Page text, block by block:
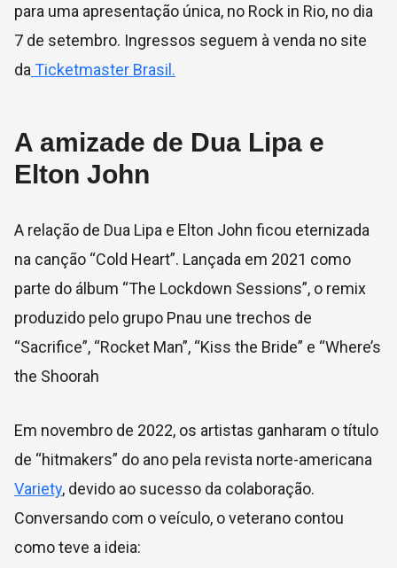
para uma apresentação única, no Rock in Rio, no dia
7 de setembro. Ingressos seguem à venda no site
da Ticketmaster Brasil.
A amizade de Dua Lipa e
Elton John
A relação de Dua Lipa e Elton John ficou eternizada
na canção “Cold Heart”. Lançada em 2021 como
parte do álbum “The Lockdown Sessions”, o remix
produzido pelo grupo Pnau une trechos de
“Sacrifice”, “Rocket Man”, “Kiss the Bride” e “Where’s
the Shoorah
Em novembro de 2022, os artistas ganharam o título
de “hitmakers” do ano pela revista norte-americana
Variety, devido ao sucesso da colaboração.
Conversando com o veículo, o veterano contou
como teve a ideia: